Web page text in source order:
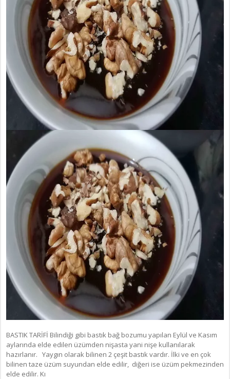
BASTIK TARİFİ Bilindiği gibi bastık bağ bozumu yapılan Eylül ve Kasım
aylarında elde edilen üzümden nişasta yani nişe kullanılarak
hazırlanır. Yaygın olarak bilinen 2 çeşit bastık vardır. İlki ve en çok
bilinen taze üzüm suyundan elde edilir, diğeri ise üzüm pekmezinden
elde edilir. Kı